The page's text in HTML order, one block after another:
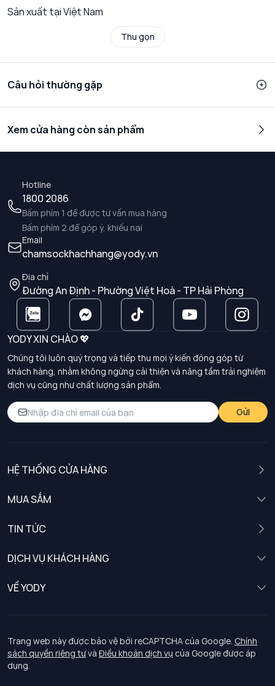
Sản xuất tại Việt Nam
Thu gọn
Câu hỏi thường gặp
Xem cửa hàng còn sản phẩm
Hotline
1800 2086
Bấm phím 1 để được tư vấn mua hàng
Bấm phím 2 để góp ý, khiếu nại
Email
chamsockhachhang@yody.vn
Địa chỉ
Đường An Định - Phường Việt Hoà - TP Hải Phòng
YODY XIN CHÀO 💖
Chúng tôi luôn quý trọng và tiếp thu mọi ý kiến đóng góp từ
khách hàng, nhằm không ngừng cải thiện và nâng tầm trải nghiệm
dịch vụ cũng như chất lượng sản phẩm.
Gửi
HỆ THỐNG CỬA HÀNG
MUA SẮM
TIN TỨC
DỊCH VỤ KHÁCH HÀNG
Chính sách khách hàng thân thiết
Chính sách bảo vệ dữ liệu cá nhân
Chính sách thanh toán, giao nhận
VỀ YODY
Tuyển dụng
Trang web này được bảo vệ bởi reCAPTCHA của Google. Chính
sách quyền riêng tưvà Điều khoản dịch vụ của Google được áp
dụng.